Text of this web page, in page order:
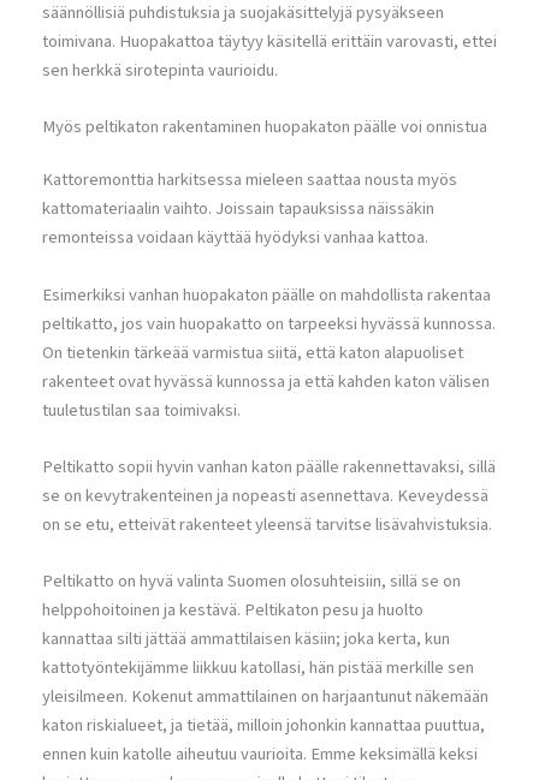
säännöllisiä puhdistuksia ja suojakäsittelyjä pysyäkseen
toimivana. Huopakattoa täytyy käsitellä erittäin varovasti, ettei
sen herkkä sirotepinta vaurioidu.
Myös peltikaton rakentaminen huopakaton päälle voi onnistua
Kattoremonttia harkitsessa mieleen saattaa nousta myös
kattomateriaalin vaihto. Joissain tapauksissa näissäkin
remonteissa voidaan käyttää hyödyksi vanhaa kattoa.
Esimerkiksi vanhan huopakaton päälle on mahdollista rakentaa
peltikatto, jos vain huopakatto on tarpeeksi hyvässä kunnossa.
On tietenkin tärkeää varmistua siitä, että katon alapuoliset
rakenteet ovat hyvässä kunnossa ja että kahden katon välisen
tuuletustilan saa toimivaksi.
Peltikatto sopii hyvin vanhan katon päälle rakennettavaksi, sillä
se on kevytrakenteinen ja nopeasti asennettava. Keveydessä
on se etu, etteivät rakenteet yleensä tarvitse lisävahvistuksia.
Peltikatto on hyvä valinta Suomen olosuhteisiin, sillä se on
helppohoitoinen ja kestävä. Peltikaton pesu ja huolto
kannattaa silti jättää ammattilaisen käsiin; joka kerta, kun
kattotyöntekijämme liikkuu katollasi, hän pistää merkille sen
yleisilmeen. Kokenut ammattilainen on harjaantunut näkemään
katon riskialueet, ja tietää, milloin johonkin kannattaa puuttua,
ennen kuin katolle aiheutuu vaurioita. Emme keksimällä keksi